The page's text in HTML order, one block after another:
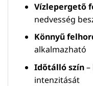
Vízlepergető
nedvesség
Könnyű
alkalmazható
Időtálló szín–
intenzitását